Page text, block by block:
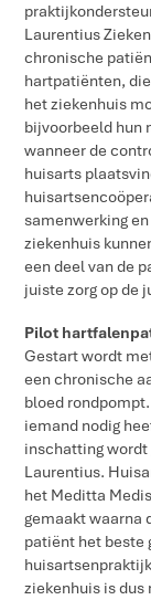
Laurentius
chronische
hartpatiënten,
het ziekenhuis
bijvoorbeeld hun
wanneer de
huisarts
samenwerking
ziekenhuis
een deel van de
juiste zorg op de
Pilot
Gestart wordt
een chronische
bloed
iemand nodig
inschatting wordt
Laurentius.
het Meditta
gemaakt waarna
patiënt het beste
ziekenhuis is dus